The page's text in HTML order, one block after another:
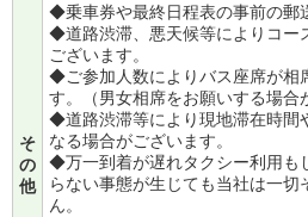
そ
の
他
◆乗車券や最終日程表の事前の郵
◆道路渋滞、悪天候等によりコー
ございます。
◆ご参加人数によりバス座席が相
す。（男女相席をお願いする場合
◆道路渋滞等により現地滞在時間
なる場合がございます。
◆万一到着が遅れタクシー利用も
らない事態が生じても当社は一
ん。